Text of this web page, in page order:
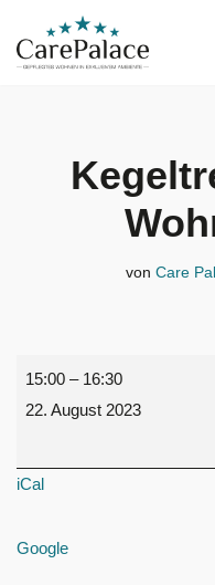
Zum
von Care
15:00 – 16:30
22. August 2023
iCal
Google